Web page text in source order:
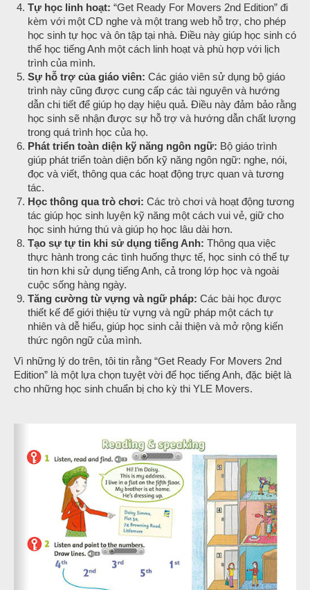
Tự học linh hoạt: “Get Ready For Movers 2nd Edition” đi
kèm với một CD nghe và một trang web hỗ trợ, cho phép
học sinh tự học và ôn tập tại nhà. Điều này giúp học sinh có
thể học tiếng Anh một cách linh hoạt và phù hợp với lịch
trình của mình.
Sự hỗ trợ của giáo viên: Các giáo viên sử dụng bộ giáo
trình này cũng được cung cấp các tài nguyên và hướng
dẫn chi tiết để giúp họ dạy hiệu quả. Điều này đảm bảo rằng
học sinh sẽ nhận được sự hỗ trợ và hướng dẫn chất lượng
trong quá trình học của họ.
Phát triển toàn diện kỹ năng ngôn ngữ: Bộ giáo trình
giúp phát triển toàn diện bốn kỹ năng ngôn ngữ: nghe, nói,
đọc và viết, thông qua các hoạt động trực quan và tương
tác.
Học thông qua trò chơi: Các trò chơi và hoạt động tương
tác giúp học sinh luyện kỹ năng một cách vui vẻ, giữ cho
học sinh hứng thú và giúp họ học lâu dài hơn.
Tạo sự tự tin khi sử dụng tiếng Anh: Thông qua việc
thực hành trong các tình huống thực tế, học sinh có thể tự
tin hơn khi sử dụng tiếng Anh, cả trong lớp học và ngoài
cuộc sống hàng ngày.
Tăng cường từ vựng và ngữ pháp: Các bài học được
thiết kế để giới thiệu từ vựng và ngữ pháp một cách tự
nhiên và dễ hiểu, giúp học sinh cải thiện và mở rộng kiến
thức ngôn ngữ của mình.
Vì những lý do trên, tôi tin rằng “Get Ready For Movers 2nd
Edition” là một lựa chọn tuyệt vời để học tiếng Anh, đặc biệt là
cho những học sinh chuẩn bị cho kỳ thi YLE Movers.